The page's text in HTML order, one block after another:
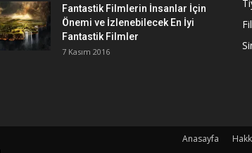
Fantastik Filmlerin İnsanlar İçin
Önemi ve İzlenebilecek En İyi
Fantastik Filmler
7 Kasım 2016
Anasayfa